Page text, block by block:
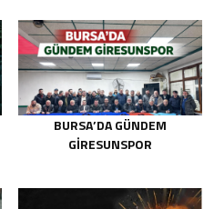
BURSA’DA GÜNDEM
GIRESUNSPOR